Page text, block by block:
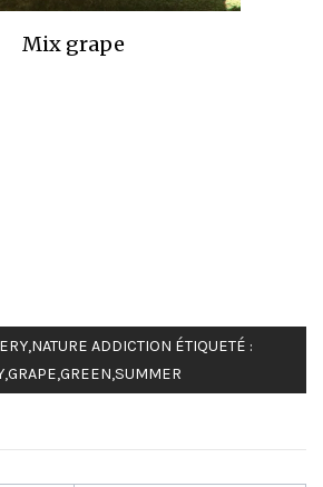
Mix grape
,NATURE ADDICTION ÉTIQUETÉ :
,GRAPE,GREEN,SUMMER